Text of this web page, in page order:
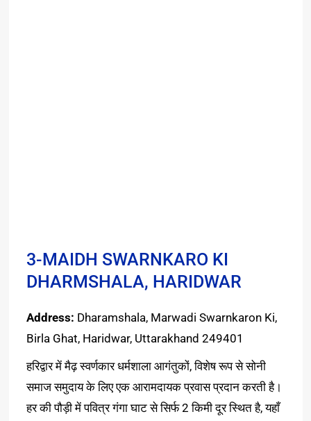
3-MAIDH SWARNKARO KI
DHARMSHALA, HARIDWAR
Address: Dharamshala, Marwadi Swarnkaron Ki,
Birla Ghat, Haridwar, Uttarakhand 249401
हरिद्वार में मैढ़ स्वर्णकार धर्मशाला आगंतुकों, विशेष रूप से सोनी
समाज समुदाय के लिए एक आरामदायक प्रवास प्रदान करती है।
हर की पौड़ी में पवित्र गंगा घाट से सिर्फ 2 किमी दूर स्थित है, यहाँ